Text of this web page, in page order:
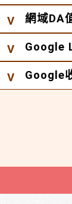
網域DA
Google
Google